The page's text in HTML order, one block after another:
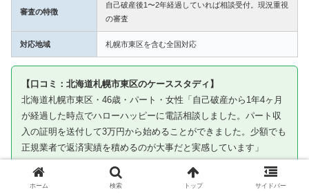
審査の特徴
自己破産後1〜2年経過していれば相談受付。現況重視
の審査
対応地域 札幌市東区を含む全国対応
【口コミ：北海道札幌市東区のケーススタディ】
北海道札幌市東区・46歳・パート・女性「自己破産から1年4ヶ月
が経過した時点でハローハッピーに電話相談しました。パート収
入の証明を送付して3万円から始めることができました。少額でも
正規業者で返済実績を積めるのが大事だと実感しています」
ホーム 検索 トップ サイドバー